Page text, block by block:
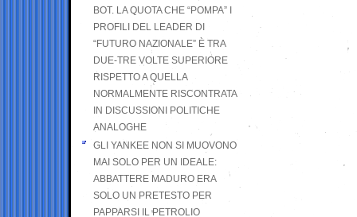
BOT. LA QUOTA CHE “POMPA” I
PROFILI DEL LEADER DI
“FUTURO NAZIONALE” È TRA
DUE-TRE VOLTE SUPERIORE
RISPETTO A QUELLA
NORMALMENTE RISCONTRATA
IN DISCUSSIONI POLITICHE
ANALOGHE
GLI YANKEE NON SI MUOVONO
MAI SOLO PER UN IDEALE:
ABBATTERE MADURO ERA
SOLO UN PRETESTO PER
PAPPARSI IL PETROLIO